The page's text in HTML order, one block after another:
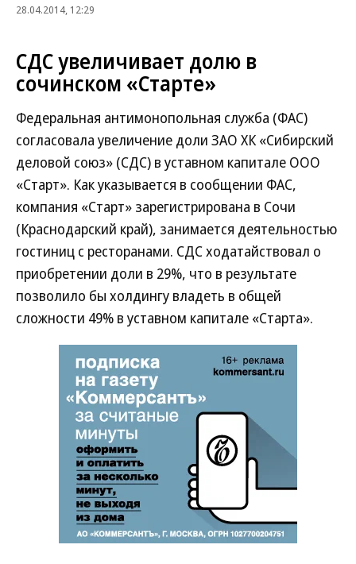
28.04.2014, 12:29
СДС увеличивает долю в
сочинском «Старте»
Федеральная антимонопольная служба (ФАС)
согласовала увеличение доли ЗАО ХК «Сибирский
деловой союз» (СДС) в уставном капитале ООО
«Старт». Как указывается в сообщении ФАС,
компания «Старт» зарегистрирована в Сочи
(Краснодарский край), занимается деятельностью
гостиниц с ресторанами. СДС ходатайствовал о
приобретении доли в 29%, что в результате
позволило бы холдингу владеть в общей
сложности 49% в уставном капитале «Старта».